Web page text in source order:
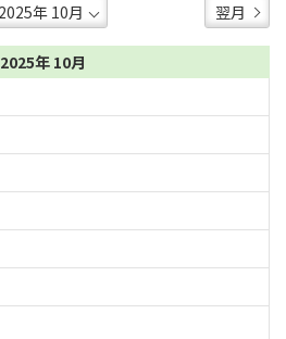
翌月
2025年 10月